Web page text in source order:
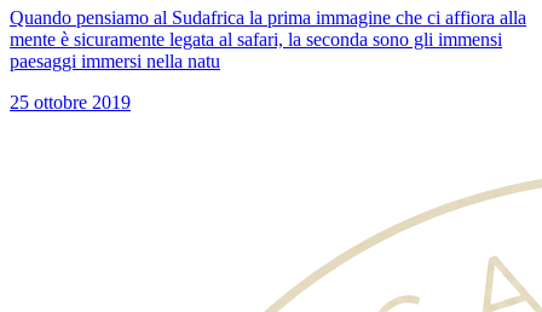
Quando pensiamo al Sudafrica la prima immagine che ci affiora alla
mente è sicuramente legata al safari, la seconda sono gli immensi
paesaggi immersi nella natu
25 ottobre 2019